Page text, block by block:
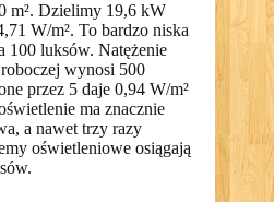
m². Dzielimy 19,6 kW
W/m². To bardzo niska
100 luksów. Natężenie
wynosi 500
przez 5 daje 0,94 W/m²
ma znacznie
a nawet trzy razy
oświetleniowe osiągają